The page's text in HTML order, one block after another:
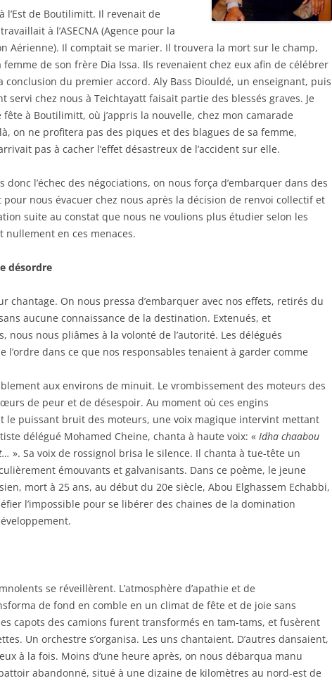
l’Est de Boutilimitt. Il revenait de
à l’ASECNA (Agence pour la
Aérienne). Il comptait se marier. Il trouvera la mort sur le champ,
de son frère Dia Issa. Ils revenaient chez eux afin de célébrer
conclusion du premier accord. Aly Bass Diouldé, un enseignant, puis
servi chez nous à Teichtayatt faisait partie des blessés graves. Je
à Boutilimitt, où j’appris la nouvelle, chez mon camarade
on ne profitera pas des piques et des blagues de sa femme,
pas à cacher l’effet désastreux de l’accident sur elle.
donc l’échec des négociations, on nous força d’embarquer dans des
nous évacuer chez nous après la décision de renvoi collectif et
suite au constat que nous ne voulions plus étudier selon les
nullement en ces menaces.
désordre
chantage. On nous pressa d’embarquer avec nos effets, retirés du
aucune connaissance de la destination. Extenués, et
nous nous pliâmes à la volonté de l’autorité. Les délégués
l’ordre dans ce que nos responsables tenaient à garder comme
aux environs de minuit. Le vrombissement des moteurs des
de peur et de désespoir. Au moment où ces engins
le puissant bruit des moteurs, une voix magique intervint mettant
délégué Mohamed Cheine, chanta à haute voix: « Idha chaabou
». Sa voix de rossignol brisa le silence. Il chanta à tue-tête un
émouvants et galvanisants. Dans ce poème, le jeune
mort à 25 ans, au début du 20e siècle, Abou Elghassem Echabbi,
l’impossible pour se libérer des chaines de la domination
se réveillèrent. L’atmosphère d’apathie et de
de fond en comble en un climat de fête et de joie sans
capots des camions furent transformés en tam-tams, et fusèrent
Un orchestre s’organisa. Les uns chantaient. D’autres dansaient,
à la fois. Moins d’une heure après, on nous débarqua manu
abandonné, situé à une dizaine de kilomètres au nord-est de